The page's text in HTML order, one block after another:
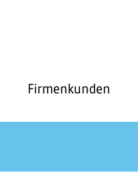
Firmenkunden